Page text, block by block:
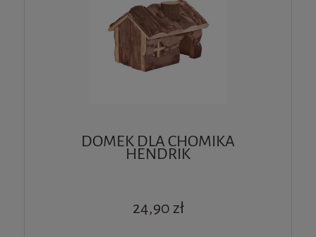
DOMEK DLA CHOMIKA
HENDRIK
24,90 zł